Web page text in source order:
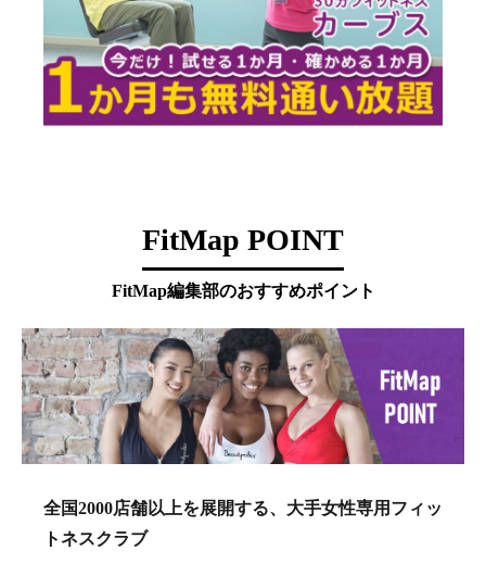
FitMap POINT
FitMap編集部のおすすめポイント
全国2000店舗以上を展開する、大手女性専用フィッ
トネスクラブ